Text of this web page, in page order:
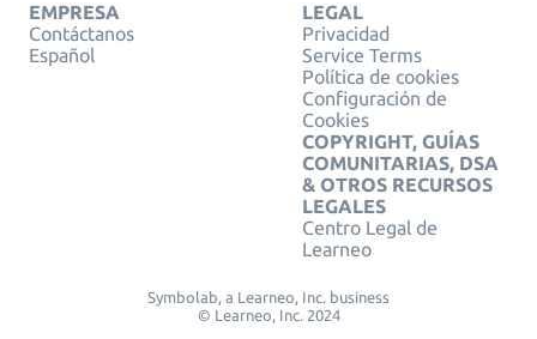
EMPRESA
Contáctanos
Español
LEGAL
Privacidad
Service Terms
Política de cookies
Configuración de
Cookies
COPYRIGHT, GUÍAS
COMUNITARIAS, DSA
& OTROS RECURSOS
LEGALES
Centro Legal de
Learneo
Symbolab, a Learneo, Inc. business
© Learneo, Inc. 2024